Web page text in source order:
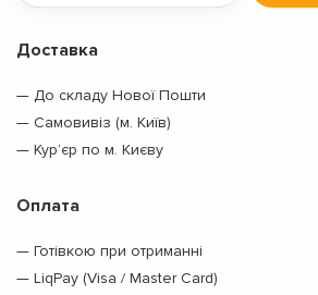
Доставка
— До складу Нової Пошти
— Самовивіз (м. Київ)
— Кур’єр по м. Києву
Оплата
— Готівкою при отриманні
— LiqPay (Visa / Master Card)